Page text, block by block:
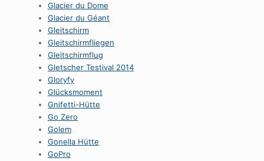
Glacier du Dome
Glacier du Géant
Gleitschirm
Gleitschirmfliegen
Gleitschirmflug
Gletscher Testival 2014
Gloryfy
Glücksmoment
Gnifetti-Hütte
Go Zero
Golem
Gonella Hütte
GoPro